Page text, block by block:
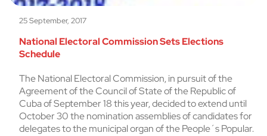
25 September, 2017
National Electoral Commission Sets Elections
Schedule
The National Electoral Commission, in pursuit of the
Agreement of the Council of State of the Republic of
Cuba of September 18 this year, decided to extend until
October 30 the nomination assemblies of candidates for
delegates to the municipal organ of the People´s Popular.